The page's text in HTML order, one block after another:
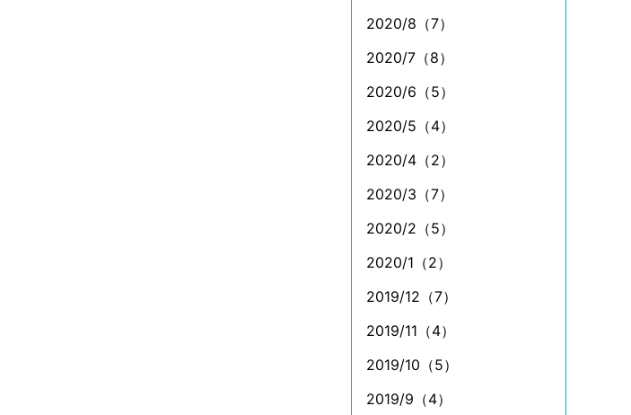
2020/8（7）
2020/7（8）
2020/6（5）
2020/5（4）
2020/4（2）
2020/3（7）
2020/2（5）
2020/1（2）
2019/12（7）
2019/11（4）
2019/10（5）
2019/9（4）